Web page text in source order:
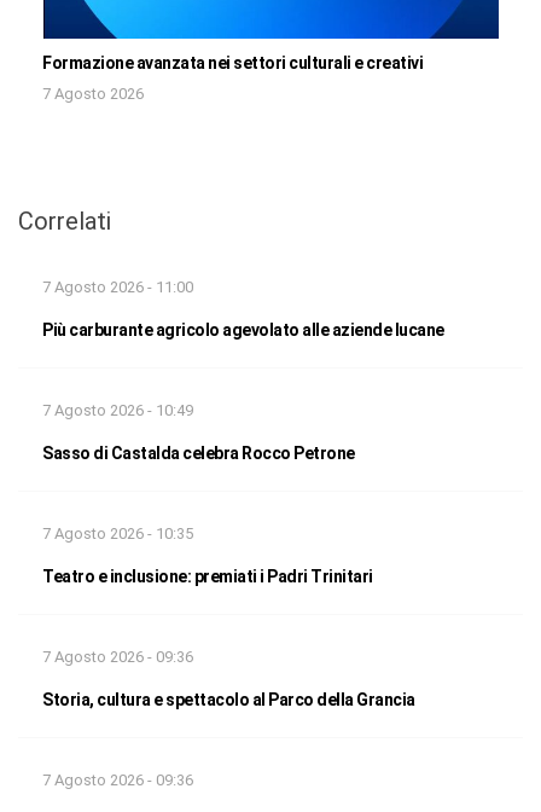
Formazione avanzata nei settori culturali e creativi
7 Agosto 2026
Correlati
7 Agosto 2026 - 11:00
Più carburante agricolo agevolato alle aziende lucane
7 Agosto 2026 - 10:49
Sasso di Castalda celebra Rocco Petrone
7 Agosto 2026 - 10:35
Teatro e inclusione: premiati i Padri Trinitari
7 Agosto 2026 - 09:36
Storia, cultura e spettacolo al Parco della Grancia
7 Agosto 2026 - 09:36